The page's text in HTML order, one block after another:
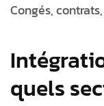
Congés,
quels